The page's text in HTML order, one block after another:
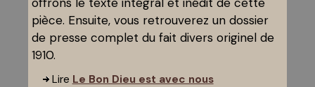
pièce. Ensuite, vous retrouverez un dossier
de presse complet du fait divers originel de
1910.
Lire Le Bon Dieu est avec nous